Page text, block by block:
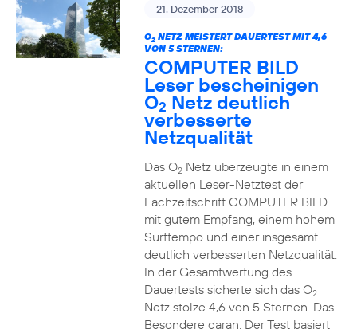
21. Dezember 2018
O2NETZ MEISTERT DAUERTEST MIT 4,6
VON 5 STERNEN:
COMPUTER BILD
Leser bescheinigen
O2 Netz deutlich
verbesserte
Netzqualität
Das O2Netz überzeugte in einem
aktuellen Leser-Netztest der
Fachzeitschrift COMPUTER BILD
mit gutem Empfang, einem hohem
Surftempo und einer insgesamt
deutlich verbesserten Netzqualität.
In der Gesamtwertung des
Dauertests sicherte sich das O2
Netz stolze 4,6 von 5 Sternen. Das
Besondere daran: Der Test basiert